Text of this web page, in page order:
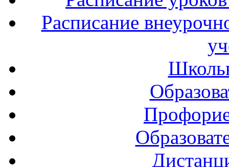
Расписание